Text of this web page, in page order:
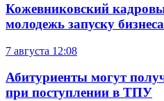
Кожевниковский
молодежь запуску бизнеса
7 августа 12:08
Абитуриенты могут
при поступлении в ТПУ